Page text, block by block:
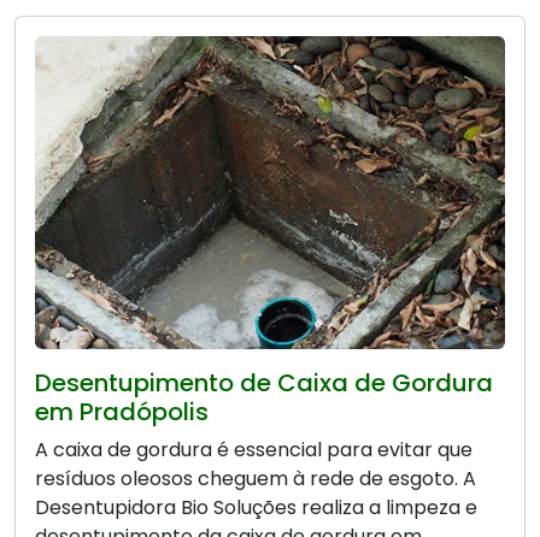
Desentupimento de Caixa de Gordura
em Pradópolis
A caixa de gordura é essencial para evitar que
resíduos oleosos cheguem à rede de esgoto. A
Desentupidora Bio Soluções realiza a limpeza e